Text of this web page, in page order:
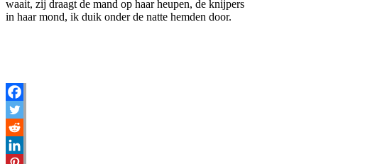
waait, zij draagt de mand op haar heupen, de knijpers
in haar mond, ik duik onder de natte hemden door.